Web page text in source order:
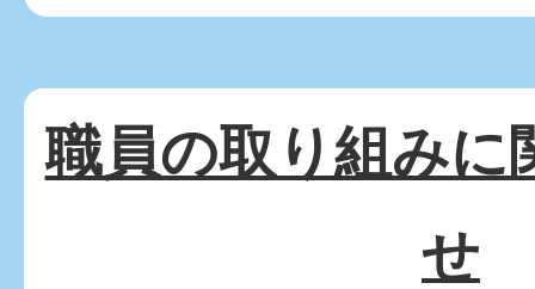
職員の取り組みに
せ